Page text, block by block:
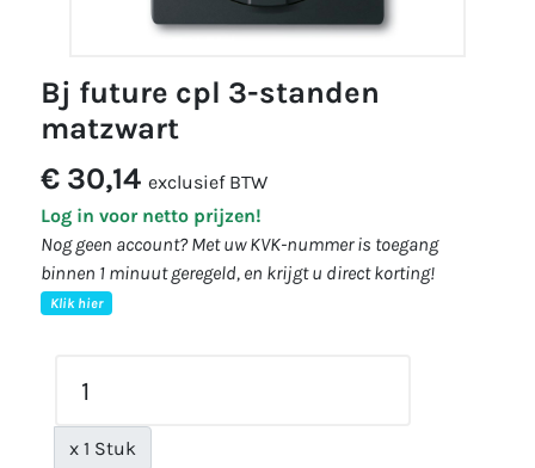
bj future cpl 3-standen
matzwart
€ 30,14 exclusief BTW
Log in voor netto prijzen!
Nog geen account? Met uw KVK-nummer is toegang
binnen 1 minuut geregeld, en krijgt u direct korting!
Klik hier
x 1 Stuk